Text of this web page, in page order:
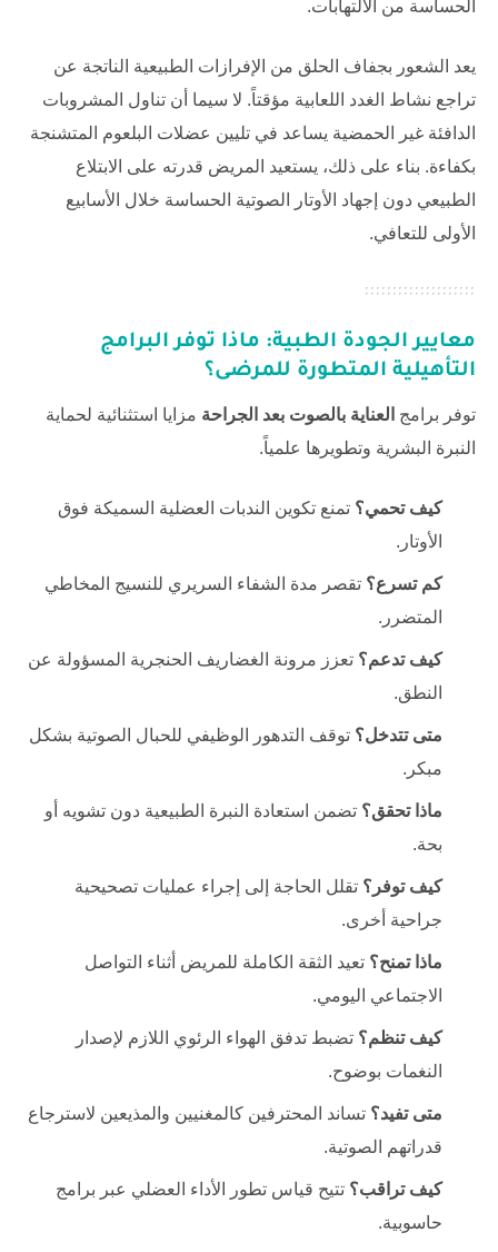
الحساسة من الالتهابات.
يعد الشعور بجفاف الحلق من الإفرازات الطبيعية الناتجة عن
تراجع نشاط الغدد اللعابية مؤقتاً. لا سيما أن تناول المشروبات
الدافئة غير الحمضية يساعد في تليين عضلات البلعوم المتشنجة
بكفاءة. بناء على ذلك، يستعيد المريض قدرته على الابتلاع
الطبيعي دون إجهاد الأوتار الصوتية الحساسة خلال الأسابيع
الأولى للتعافي.
معايير الجودة الطبية: ماذا توفر البرامج
التأهيلية المتطورة للمرضى؟
توفر برامج العناية بالصوت بعد الجراحة مزايا استثنائية لحماية
النبرة البشرية وتطويرها علمياً.
كيف تحمي؟ تمنع تكوين الندبات العضلية السميكة فوق
الأوتار.
كم تسرع؟ تقصر مدة الشفاء السريري للنسيج المخاطي
المتضرر.
كيف تدعم؟ تعزز مرونة الغضاريف الحنجرية المسؤولة عن
النطق.
متى تتدخل؟ توقف التدهور الوظيفي للحبال الصوتية بشكل
مبكر.
ماذا تحقق؟ تضمن استعادة النبرة الطبيعية دون تشويه أو
بحة.
كيف توفر؟ تقلل الحاجة إلى إجراء عمليات تصحيحية
جراحية أخرى.
ماذا تمنح؟ تعيد الثقة الكاملة للمريض أثناء التواصل
الاجتماعي اليومي.
كيف تنظم؟ تضبط تدفق الهواء الرئوي اللازم لإصدار
النغمات بوضوح.
متى تفيد؟ تساند المحترفين كالمغنيين والمذيعين لاسترجاع
قدراتهم الصوتية.
كيف تراقب؟ تتيح قياس تطور الأداء العضلي عبر برامج
حاسوبية.